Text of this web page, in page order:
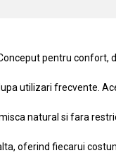
pentru confort,
utilizari frecvente.
natural si fara
oferind fiecarui